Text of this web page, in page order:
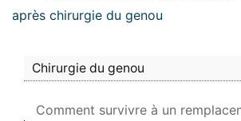
après chirurgie du genou
Chirurgie du genou
Comment survivre à un